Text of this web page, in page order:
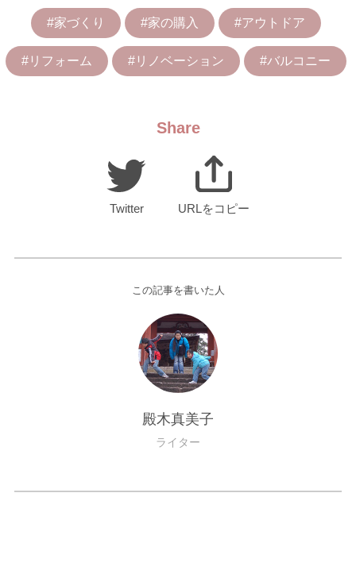
#家づくり #家の購入 #アウトドア
#リフォーム #リノベーション #バルコニー
Share
Twitter URLをコピー
この記事を書いた人
殿木真美子
ライター